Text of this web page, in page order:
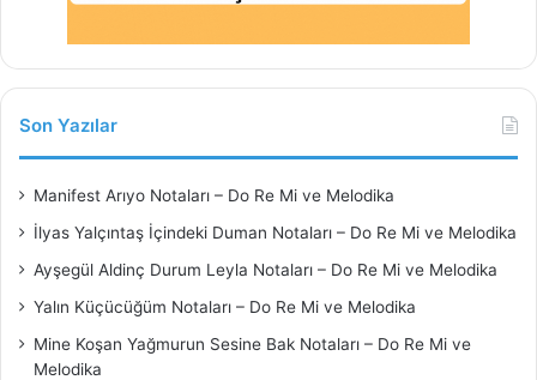
Son Yazılar
Manifest Arıyo Notaları – Do Re Mi ve Melodika
İlyas Yalçıntaş İçindeki Duman Notaları – Do Re Mi ve Melodika
Ayşegül Aldinç Durum Leyla Notaları – Do Re Mi ve Melodika
Yalın Küçücüğüm Notaları – Do Re Mi ve Melodika
Mine Koşan Yağmurun Sesine Bak Notaları – Do Re Mi ve
Melodika